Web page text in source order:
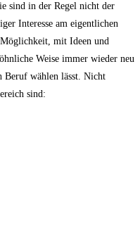
sind in der Regel nicht der
Interesse am eigentlichen
Möglichkeit, mit Ideen und
Weise immer wieder neu
Beruf wählen lässt. Nicht
sind: